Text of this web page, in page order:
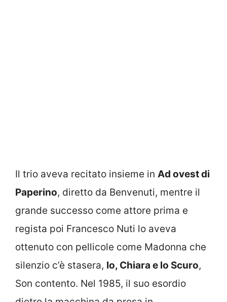
Il trio aveva recitato insieme in Ad ovest di
Paperino, diretto da Benvenuti, mentre il
grande successo come attore prima e
regista poi Francesco Nuti lo aveva
ottenuto con pellicole come Madonna che
silenzio c’è stasera, Io, Chiara e lo Scuro,
Son contento. Nel 1985, il suo esordio